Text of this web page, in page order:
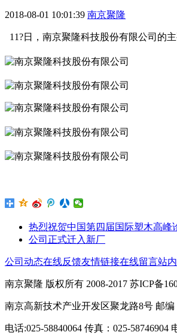
2018-08-01 10:01:39 南京聚隆
11?日，南京聚隆科技股份有限公司的
热烈祝贺中国第四届国际塑木高峰
公司正式迁入新厂
公司动态在线反馈友情链接在线留言站
南京聚隆 版权所有 2008-2017 苏ICP备
南京高新技术产业开发区聚龙路8号 邮编
电话:025-58840064 传真：025-58746904